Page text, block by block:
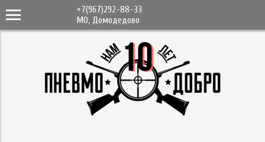
+7(967)292-88-33
МО, Домодедово